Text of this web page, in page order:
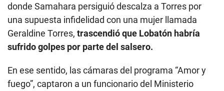
donde Samahara persiguió descalza a Torres por
una supuesta infidelidad con una mujer llamada
Geraldine Torres, trascendió que Lobatón habría
sufrido golpes por parte del salsero.
En ese sentido, las cámaras del programa “Amor y
fuego”, captaron a un funcionario del Ministerio